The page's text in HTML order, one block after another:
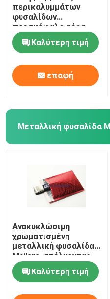
Τσάντες φύλλα
Τυπωμένο κιβώτιο
τσάντες στηλών αέρα
περικαλυμμάτων
φυσαλίδων
προσκέφαλο αέρα
95x155mm #A
αντιδιαβρωτικά
Καλύτερη τιμή
επαφή
Μεταλλική φυσαλίδα
Ανακυκλώσιμη
χρωματισμένη
μεταλλική φυσαλίδα
Mailers, στέλνοντας
υγρασία τσαντών
φυσαλίδων -
απόδειξη
Καλύτερη τιμή